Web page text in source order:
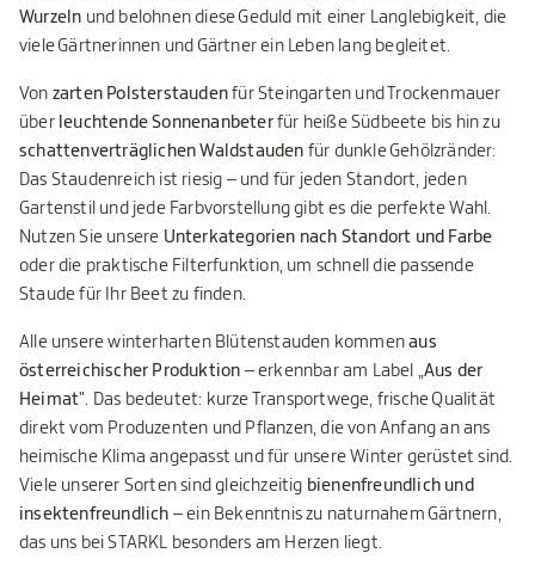
Wurzeln und belohnen diese Geduld mit einer Langlebigkeit, die
viele Gärtnerinnen und Gärtner ein Leben lang begleitet.
Von zarten Polsterstaudenfür Steingarten und Trockenmauer
über leuchtende Sonnenanbeterfür heiße Südbeete bis hin zu
schattenverträglichen Waldstauden für dunkle Gehölzränder:
Das Staudenreich ist riesig – und für jeden Standort, jeden
Gartenstil und jede Farbvorstellung gibt es die perfekte Wahl.
Nutzen Sie unsere Unterkategorien nach Standort und Farbe
oder die praktische Filterfunktion, um schnell die passende
Staude für Ihr Beet zu finden.
Alle unsere winterharten Blütenstauden kommenaus
österreichischer Produktion – erkennbar am Label „Aus der
Heimat". Das bedeutet: kurze Transportwege, frische Qualität
direkt vom Produzenten und Pflanzen, die von Anfang an ans
heimische Klima angepasst und für unsere Winter gerüstet sind.
Viele unserer Sorten sind gleichzeitig bienenfreundlich und
insektenfreundlich – ein Bekenntnis zu naturnahem Gärtnern,
das uns bei STARKL besonders am Herzen liegt.